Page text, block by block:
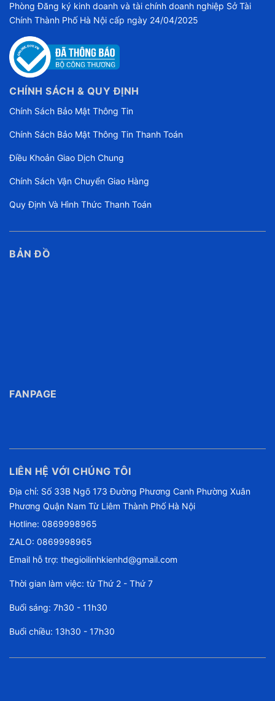
Phòng Đăng ký kinh doanh và tài chính doanh nghiệp Sở Tài
Chính Thành Phố Hà Nội cấp ngày 24/04/2025
CHÍNH SÁCH & QUY ĐỊNH
Chính Sách Bảo Mật Thông Tin
Chính Sách Bảo Mật Thông Tin Thanh Toán
Điều Khoản Giao Dịch Chung
Chính Sách Vận Chuyển Giao Hàng
Quy Định Và Hình Thức Thanh Toán
BẢN ĐỒ
FANPAGE
LIÊN HỆ VỚI CHÚNG TÔI
Địa chỉ: Số 33B Ngõ 173 Đường Phương Canh Phường Xuân
Phương Quận Nam Từ Liêm Thành Phố Hà Nội
Hotline: 0869998965
ZALO: 0869998965
Email hỗ trợ: thegioilinhkienhd@gmail.com
Thời gian làm việc: từ Thứ 2 - Thứ 7
Buổi sáng: 7h30 - 11h30
Buổi chiều: 13h30 - 17h30